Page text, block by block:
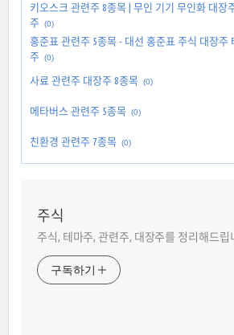
키오스크 관련주 8종목 | 무인 기기 무인화 대장
주
(0)
홍준표 관련주 5종목 - 대선 홍준표 주식 대장주
주
(0)
사료 관련주 대장주 8종목 (0)
메타버스 관련주 5종목 (0)
친환경 관련주 7종목 (0)
주식
주식, 테마주, 관련주, 대장주를 정리해드립
구독하기